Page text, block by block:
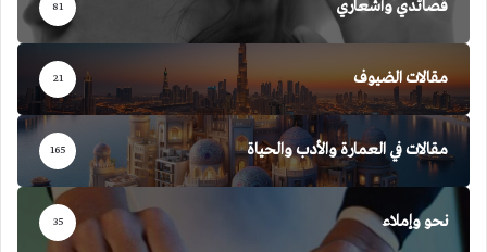
قصائدي وأشعاري 81
مقالات الضيوف 21
مقالات في العمارة والأدب والحياة 165
نحو وإملاء 35